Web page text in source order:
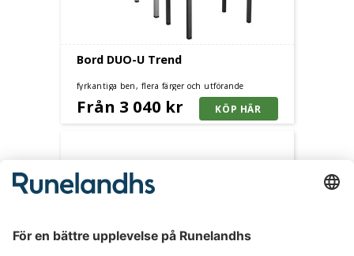
Bord DUO-U Trend
fyrkantiga ben, flera färger och utförande
Från 3 040 kr